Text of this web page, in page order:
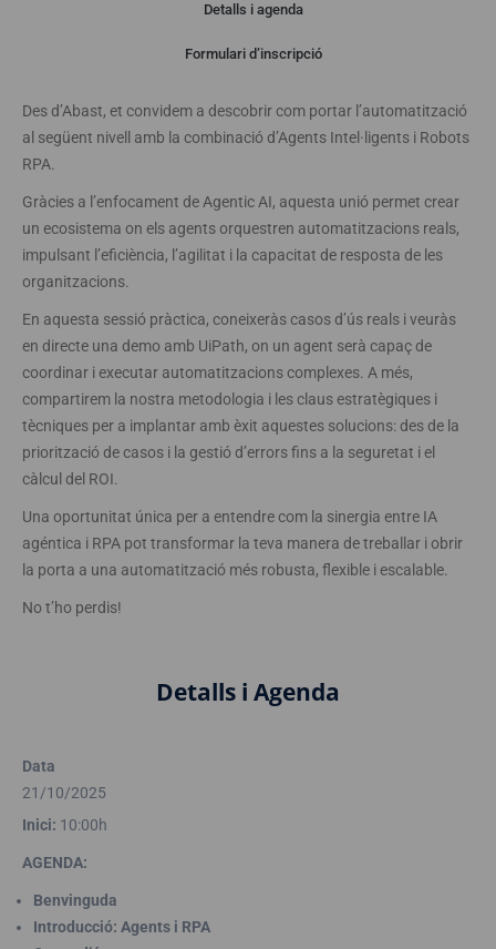
Detalls i agenda
Formulari d’inscripció
Des d’Abast, et convidem a descobrir com portar l’automatització
al següent nivell amb la combinació d’Agents Intel·ligents i Robots
RPA.
Gràcies a l’enfocament de Agentic AI, aquesta unió permet crear
un ecosistema on els agents orquestren automatitzacions reals,
impulsant l’eficiència, l’agilitat i la capacitat de resposta de les
organitzacions.
En aquesta sessió pràctica, coneixeràs casos d’ús reals i veuràs
en directe una demo amb UiPath, on un agent serà capaç de
coordinar i executar automatitzacions complexes. A més,
compartirem la nostra metodologia i les claus estratègiques i
tècniques per a implantar amb èxit aquestes solucions: des de la
priorització de casos i la gestió d’errors fins a la seguretat i el
càlcul del ROI.
Una oportunitat única per a entendre com la sinergia entre IA
agéntica i RPA pot transformar la teva manera de treballar i obrir
la porta a una automatització més robusta, flexible i escalable.
No t’ho perdis!
Detalls i Agenda
Data
21/10/2025
Inici: 10:00h
AGENDA:
Benvinguda
Introducció: Agents i RPA